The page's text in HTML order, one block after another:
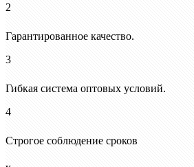
2
Гарантированное качество.
3
Гибкая система оптовых условий.
4
Строгое соблюдение сроков